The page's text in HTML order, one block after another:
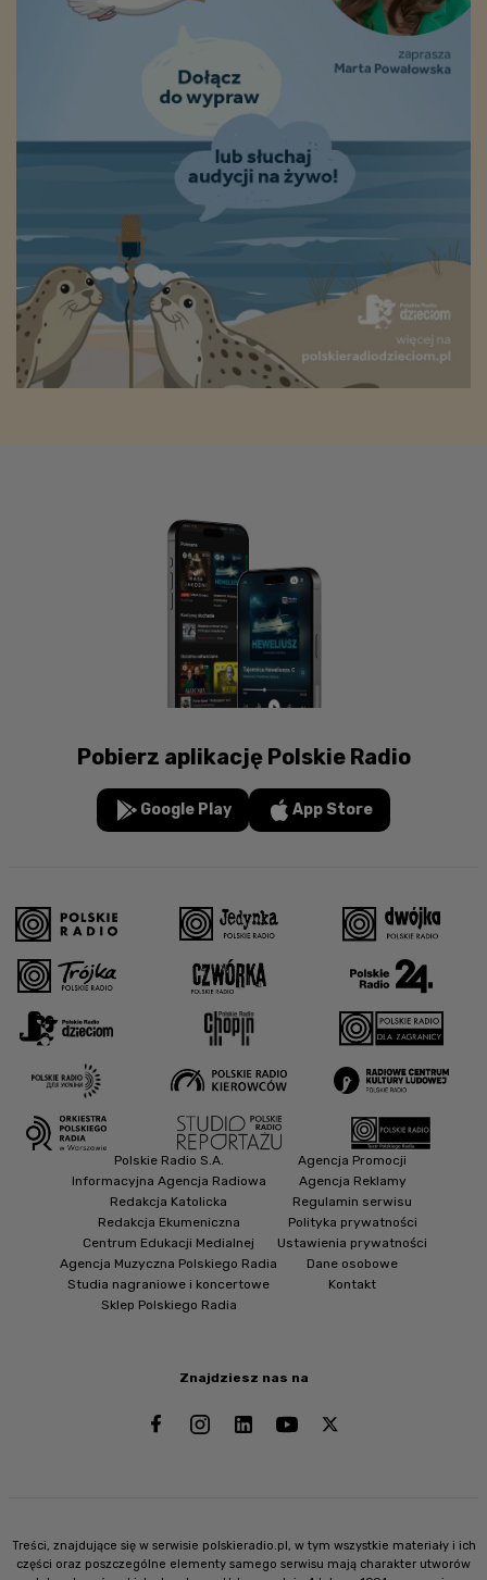
Pobierz aplikację Polskie Radio
Google Play App Store
Znajdziesz nas na
Polskie Radio S.A.
Informacyjna Agencja Radiowa
Redakcja Katolicka
Redakcja Ekumeniczna
Centrum Edukacji Medialnej
Agencja Muzyczna Polskiego Radia
Studia nagraniowe i koncertowe
Sklep Polskiego Radia
Agencja Promocji
Agencja Reklamy
Regulamin serwisu
Polityka prywatności
Ustawienia prywatności
Dane osobowe
Kontakt
Treści, znajdujące się w serwisie polskieradio.pl, w tym wszystkie materiały i ich
części oraz poszczególne elementy samego serwisu mają charakter utworów